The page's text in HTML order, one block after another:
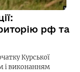
рф та
Курської
і виконанням